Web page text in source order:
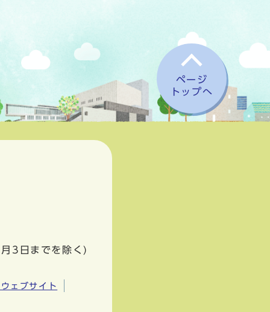
ページ
トップへ
3日までを除く)
ェブサイト